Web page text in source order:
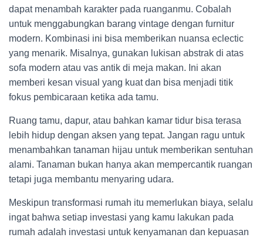
dapat menambah karakter pada ruanganmu. Cobalah
untuk menggabungkan barang vintage dengan furnitur
modern. Kombinasi ini bisa memberikan nuansa eclectic
yang menarik. Misalnya, gunakan lukisan abstrak di atas
sofa modern atau vas antik di meja makan. Ini akan
memberi kesan visual yang kuat dan bisa menjadi titik
fokus pembicaraan ketika ada tamu.
Ruang tamu, dapur, atau bahkan kamar tidur bisa terasa
lebih hidup dengan aksen yang tepat. Jangan ragu untuk
menambahkan tanaman hijau untuk memberikan sentuhan
alami. Tanaman bukan hanya akan mempercantik ruangan
tetapi juga membantu menyaring udara.
Meskipun transformasi rumah itu memerlukan biaya, selalu
ingat bahwa setiap investasi yang kamu lakukan pada
rumah adalah investasi untuk kenyamanan dan kepuasan